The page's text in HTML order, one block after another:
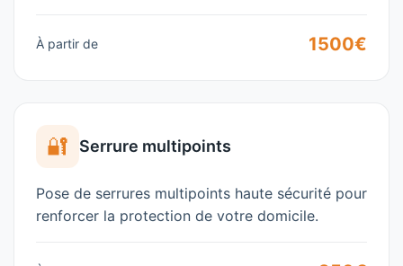
À partir de 1500€
🔐 Serrure multipoints
Pose de serrures multipoints haute sécurité pour
renforcer la protection de votre domicile.